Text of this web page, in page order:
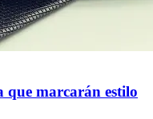
que marcarán estilo